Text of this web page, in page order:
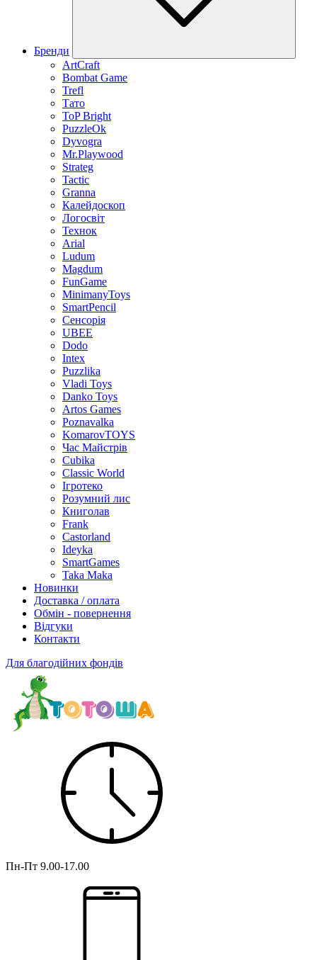
Бренди
ArtCraft
Bombat Game
Trefl
Тато
ToP Bright
PuzzleOk
Dyvogra
Mr.Playwood
Strateg
Tactic
Granna
Калейдоскоп
Логосвіт
Технок
Arial
Ludum
Magdum
FunGame
MinimanyToys
SmartPencil
Сенсорія
UBEE
Dodo
Intex
Puzzlika
Vladi Toys
Danko Toys
Artos Games
Poznavalka
KomarovTOYS
Час Майстрів
Cubika
Classic World
Ігротеко
Розумний лис
Книголав
Frank
Castorland
Ideyka
SmartGames
Taka Maka
Новинки
Доставка / оплата
Обмін - повернення
Відгуки
Контакти
Для благодійних фондів
Пн-Пт 9.00-17.00